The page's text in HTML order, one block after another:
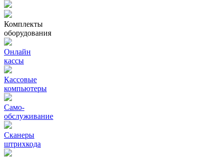
Комплекты
оборудования
Онлайн
кассы
Кассовые
компьютеры
Само-
обслуживание
Сканеры
штрихкода